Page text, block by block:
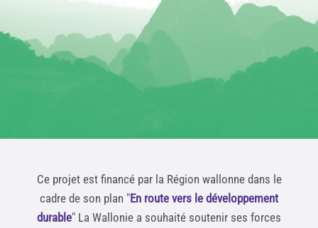
Ce projet est financé par la Région wallonne dans le
cadre de son plan "En route vers le développement
durable" La Wallonie a souhaité soutenir ses forces